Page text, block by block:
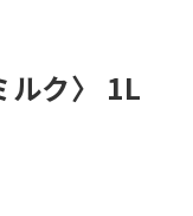
ルク〉 1L